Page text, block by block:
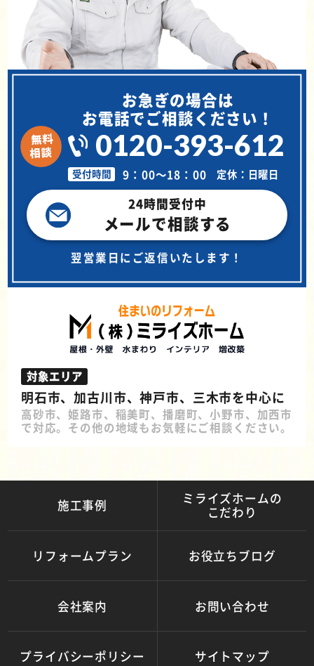
お急ぎの場合は
お電話でご相談ください！
0120-393-612
受付時間 9：00～18：00 定休：日曜日
24時間受付中
メールで相談する
翌営業日にご返信いたします！
対象エリア
明石市、加古川市、神戸市、三木市を中心に
高砂市、姫路市、稲美町、播磨町、小野市、加西市
で対応。その他の地域もお気軽にご相談ください。
施工事例
ミライズホームの
こだわり
リフォームプラン お役立ちブログ
会社案内 お問い合わせ
プライバシーポリシー サイトマップ